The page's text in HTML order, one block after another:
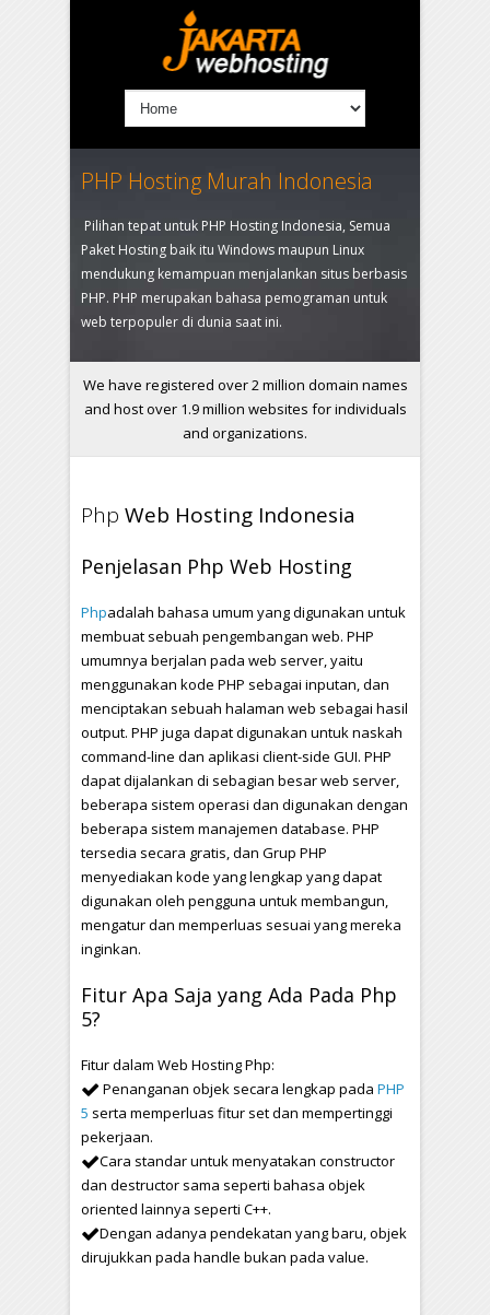
PHP Hosting Murah Indonesia
Pilihan tepat untuk PHP Hosting Indonesia, Semua
Paket Hosting baik itu Windows maupun Linux
mendukung kemampuan menjalankan situs berbasis
PHP. PHP merupakan bahasa pemograman untuk
web terpopuler di dunia saat ini.
We have registered over 2 million domain names
and host over 1.9 million websites for individuals
and organizations.
Php Web Hosting Indonesia
Penjelasan Php Web Hosting
Phpadalah bahasa umum yang digunakan untuk
membuat sebuah pengembangan web. PHP
umumnya berjalan pada web server, yaitu
menggunakan kode PHP sebagai inputan, dan
menciptakan sebuah halaman web sebagai hasil
output. PHP juga dapat digunakan untuk naskah
command-line dan aplikasi client-side GUI. PHP
dapat dijalankan di sebagian besar web server,
beberapa sistem operasi dan digunakan dengan
beberapa sistem manajemen database. PHP
tersedia secara gratis, dan Grup PHP
menyediakan kode yang lengkap yang dapat
digunakan oleh pengguna untuk membangun,
mengatur dan memperluas sesuai yang mereka
inginkan.
Fitur Apa Saja yang Ada Pada Php
5?
Fitur dalam Web Hosting Php:
Penanganan objek secara lengkap pada PHP
5 serta memperluas fitur set dan mempertinggi
pekerjaan.
Cara standar untuk menyatakan constructor
dan destructor sama seperti bahasa objek
oriented lainnya seperti C++.
Dengan adanya pendekatan yang baru, objek
dirujukkan pada handle bukan pada value.